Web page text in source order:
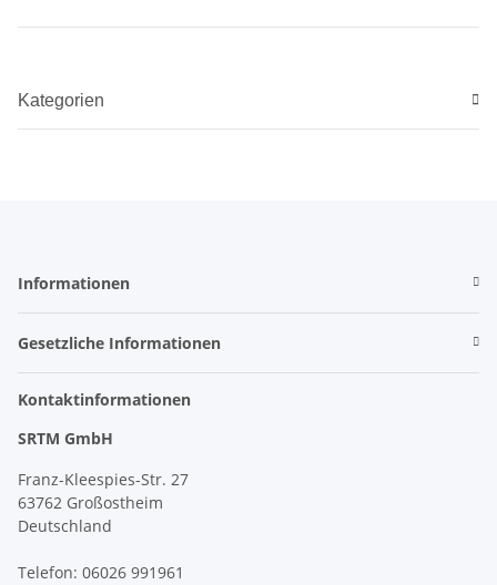
Kategorien
Informationen
Gesetzliche Informationen
Kontaktinformationen
SRTM GmbH
Franz-Kleespies-Str. 27
63762 Großostheim
Deutschland
Telefon: 06026 991961